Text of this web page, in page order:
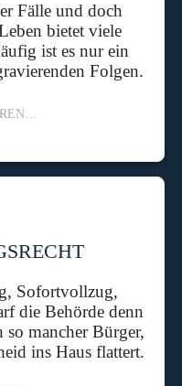
Fälle und doch
bietet viele
ist es nur ein
Folgen.
Sofortvollzug,
die Behörde denn
so mancher Bürger,
ins Haus flattert.